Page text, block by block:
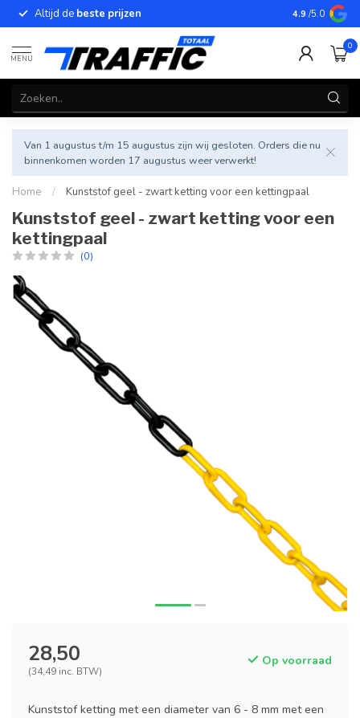
Altijd de beste prijzen Betrouwbare
4.9 /5.0
MENU
0
Van 1 augustus t/m 15 augustus zijn wij gesloten. Orders die nu
binnenkomen worden 17 augustus weer verwerkt!
Home / Kunststof geel - zwart ketting voor een kettingpaal
Kunststof geel - zwart ketting voor een
kettingpaal
(0)
28,50
(34,49 inc. BTW)
Op voorraad
Kunststof ketting met een diameter van 6 - 8 mm met een